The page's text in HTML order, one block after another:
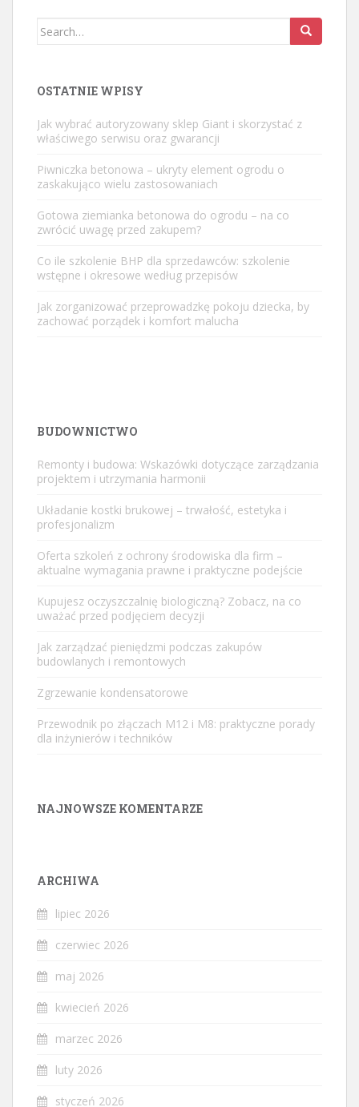
Search
OSTATNIE WPISY
Jak wybrać autoryzowany sklep Giant i skorzystać z
właściwego serwisu oraz gwarancji
Piwniczka betonowa – ukryty element ogrodu o
zaskakująco wielu zastosowaniach
Gotowa ziemianka betonowa do ogrodu – na co
zwrócić uwagę przed zakupem?
Co ile szkolenie BHP dla sprzedawców: szkolenie
wstępne i okresowe według przepisów
Jak zorganizować przeprowadzkę pokoju dziecka, by
zachować porządek i komfort malucha
BUDOWNICTWO
Remonty i budowa: Wskazówki dotyczące zarządzania
projektem i utrzymania harmonii
Układanie kostki brukowej – trwałość, estetyka i
profesjonalizm
Oferta szkoleń z ochrony środowiska dla firm –
aktualne wymagania prawne i praktyczne podejście
Kupujesz oczyszczalnię biologiczną? Zobacz, na co
uważać przed podjęciem decyzji
Jak zarządzać pieniędzmi podczas zakupów
budowlanych i remontowych
Zgrzewanie kondensatorowe
Przewodnik po złączach M12 i M8: praktyczne porady
dla inżynierów i techników
NAJNOWSZE KOMENTARZE
ARCHIWA
lipiec 2026
czerwiec 2026
maj 2026
kwiecień 2026
marzec 2026
luty 2026
styczeń 2026